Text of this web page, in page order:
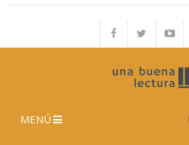
MENÚ